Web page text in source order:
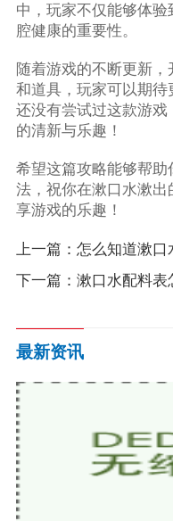
中，玩家不仅能够体
腔健康的重要性。
随着游戏的不断更新
和道具，玩家可以期
还没有尝试过这款游
的清新与乐趣！
希望这篇攻略能够帮
法，祝你在漱口水漱
享游戏的乐趣！
上一篇： 怎么知道漱口
下一篇： 漱口水配料表
最新资讯